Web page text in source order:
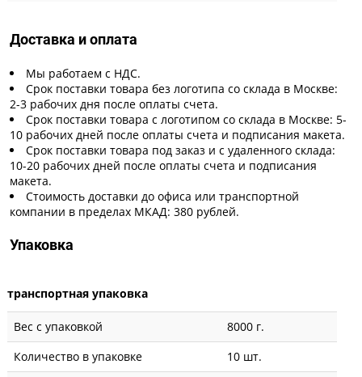
Доставка и оплата
Мы работаем с НДС.
Срок поставки товара без логотипа со склада в Москве:
2-3 рабочих дня после оплаты счета.
Срок поставки товара с логотипом со склада в Москве: 5-
10 рабочих дней после оплаты счета и подписания макета.
Срок поставки товара под заказ и с удаленного склада:
10-20 рабочих дней после оплаты счета и подписания
макета.
Стоимость доставки до офиса или транспортной
компании в пределах МКАД: 380 рублей.
Упаковка
транспортная упаковка
Вес с упаковкой
8000 г.
Количество в упаковке
10 шт.